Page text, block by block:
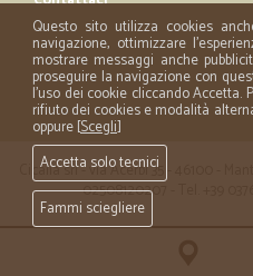
Cicalia srl - via Acerbi 35 - 46100 -
02508120207 - Tel. +39
Questo sito utilizza cookies
navigazione, ottimizzare
mostrare messaggi anche
proseguire la navigazione con
l'uso dei cookie cliccando Accetta.
rifiuto dei cookies e modalità
oppure [Scegli]
Accetta solo tecnici
Fammi sciegliere